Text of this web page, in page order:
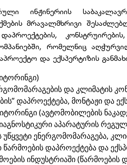
ინჟინერიის
მრავალმხრივი
დაპროექტების,
რომელნიც
და ექსპერტიზის
და კლიმატის
დაპროექტება, მონტაჟი და
(ავტომობილების
აპარატურის
უწყვეტი ენერგომომარაგება,
დაპროექტება და
ინდუსტრიაში (წარმოების